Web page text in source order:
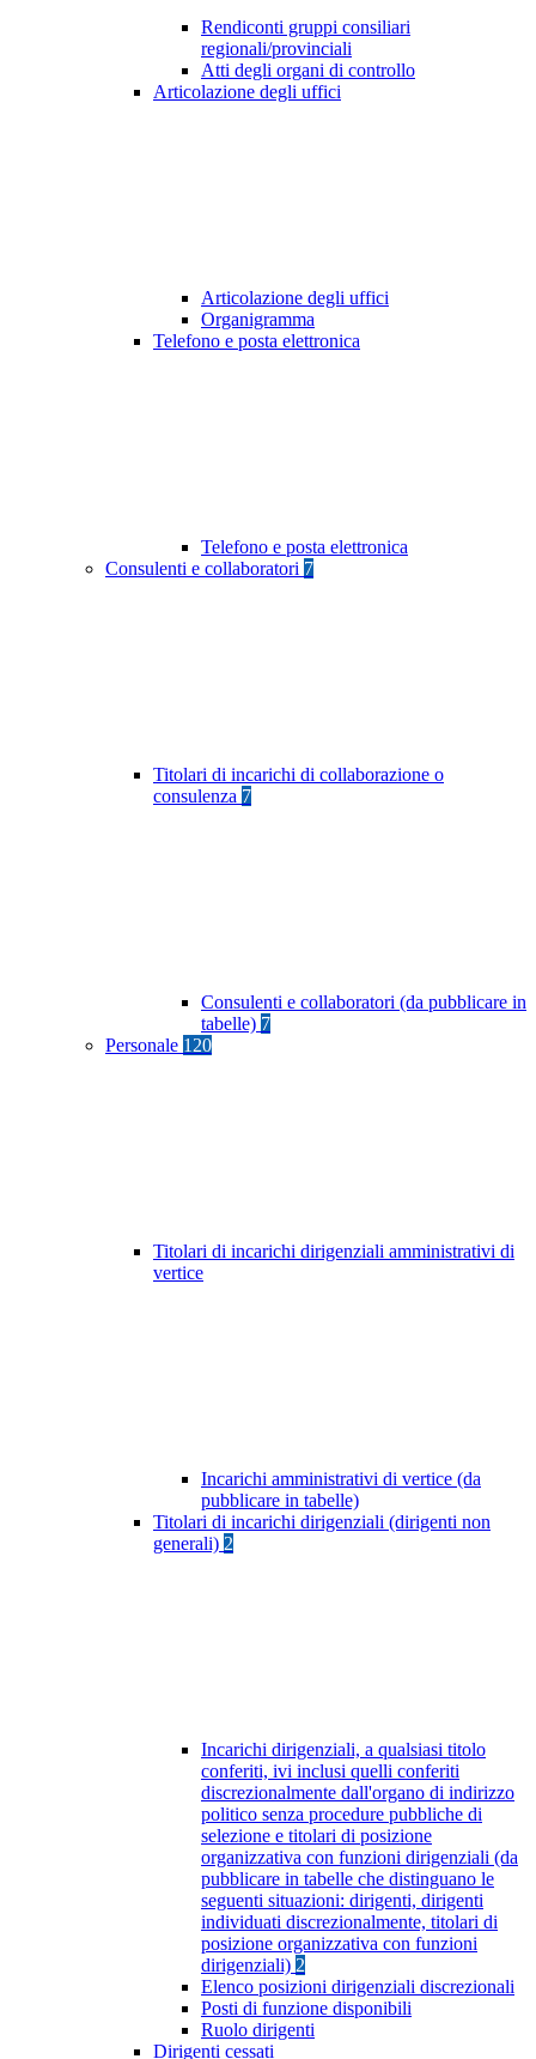
Rendiconti gruppi consiliari
regionali/provinciali
Atti degli organi di controllo
Articolazione degli uffici
Articolazione degli uffici
Organigramma
Telefono e posta elettronica
Telefono e posta elettronica
Consulenti e collaboratori 7
Titolari di incarichi di collaborazione o
consulenza 7
Consulenti e collaboratori (da pubblicare in
tabelle) 7
Personale 120
Titolari di incarichi dirigenziali amministrativi di
vertice
Incarichi amministrativi di vertice (da
pubblicare in tabelle)
Titolari di incarichi dirigenziali (dirigenti non
generali) 2
Incarichi dirigenziali, a qualsiasi titolo
conferiti, ivi inclusi quelli conferiti
discrezionalmente dall'organo di indirizzo
politico senza procedure pubbliche di
selezione e titolari di posizione
organizzativa con funzioni dirigenziali (da
pubblicare in tabelle che distinguano le
seguenti situazioni: dirigenti, dirigenti
individuati discrezionalmente, titolari di
posizione organizzativa con funzioni
dirigenziali) 2
Elenco posizioni dirigenziali discrezionali
Posti di funzione disponibili
Ruolo dirigenti
Dirigenti cessati